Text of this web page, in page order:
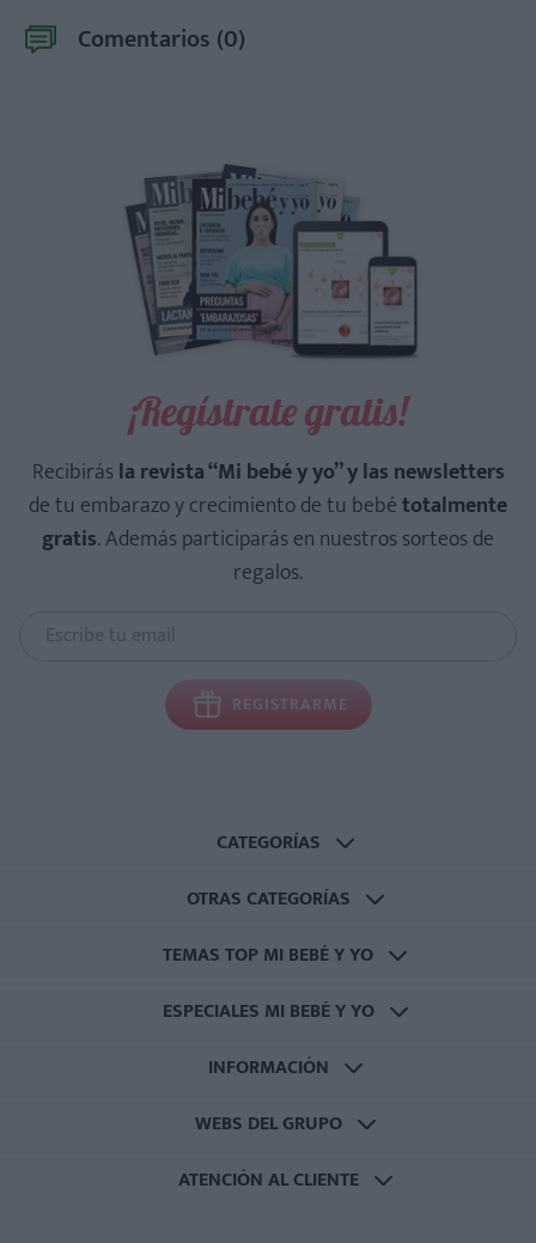
Comentarios (0)
¡Regístrate gratis!
Recibirásla revista “Mi bebé y yo” y las newsletters
de tu embarazo y crecimiento de tu bebétotalmente
gratis. Además participarás en nuestros sorteos de
regalos.
REGISTRARME
CATEGORÍAS
OTRAS CATEGORÍAS
TEMAS TOP MI BEBÉ Y YO
ESPECIALES MI BEBÉ Y YO
INFORMACIÓN
WEBS DEL GRUPO
ATENCIÓN AL CLIENTE